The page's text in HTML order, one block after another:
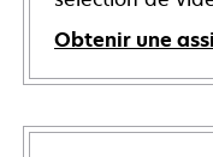
Obtenir une
s’ouvre
dans